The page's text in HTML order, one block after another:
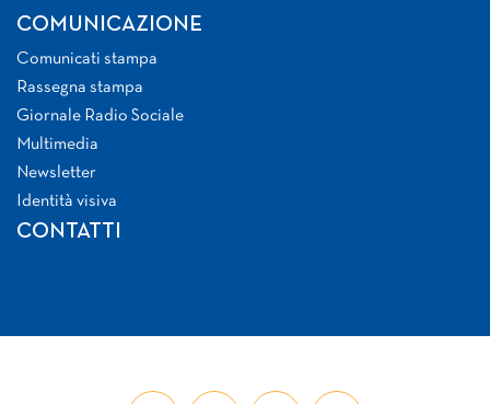
COMUNICAZIONE
Comunicati stampa
Rassegna stampa
Giornale Radio Sociale
Multimedia
Newsletter
Identità visiva
CONTATTI